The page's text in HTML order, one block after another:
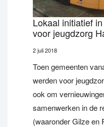
Lokaal initiatief
voor jeugdzorg
2 juli 2018
Toen gemeenten
werden voor
ook om
samenwerken in de
(waaronder Gilze en